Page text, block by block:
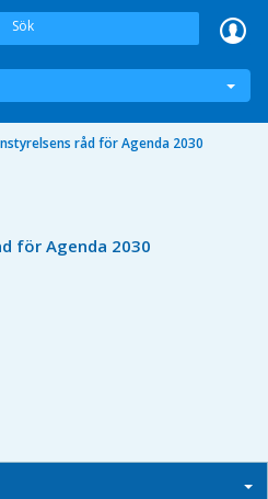
Sök
råd för Agenda 2030
för Agenda 2030